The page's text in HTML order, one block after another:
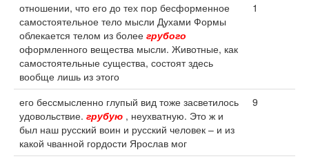
отношении, что его до тех пор бесформенное
самостоятельное тело мысли Духами Формы
облекается телом из более грубого
оформленного вещества мысли. Животные, как
самостоятельные существа, состоят здесь
вообще лишь из этого
1
его бессмысленно глупый вид тоже засветилось
удовольствие. грубую , неухватную. Это ж и
был наш русский воин и русский человек – и из
какой чванной гордости Ярослав мог
9